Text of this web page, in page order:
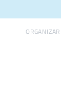
ORGANIZAR